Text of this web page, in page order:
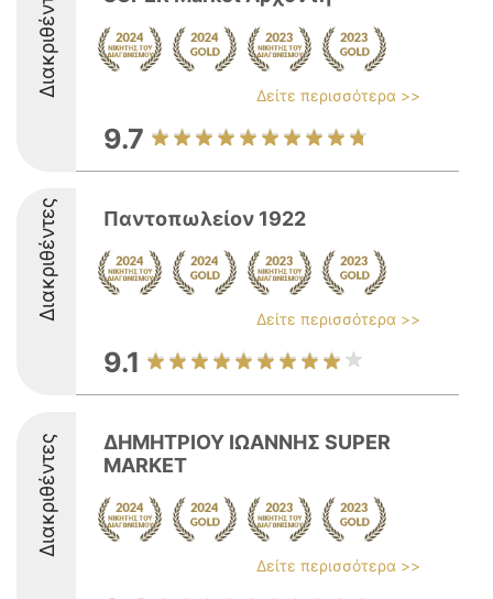
Διακριθέντες Δείτε περισσότερα >>
9.7
Διακριθέντες Παντοπωλείον 1922
Δείτε περισσότερα >>
9.1
Διακριθέντες
ΔΗΜΗΤΡΙΟΥ ΙΩΑΝΝΗΣ SUPER
MARKET
Δείτε περισσότερα >>